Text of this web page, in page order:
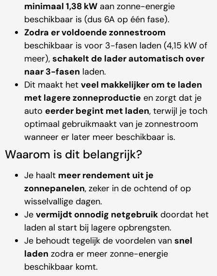
minimaal 1,38 kW aan zonne-energie
beschikbaar is (dus 6A op één fase).
Zodra er voldoende zonnestroom
beschikbaar is voor 3-fasen laden (4,15 kW of
meer), schakelt de lader automatisch over
naar 3-fasen laden.
Dit maakt het veel makkelijker om te laden
met lagere zonneproductie en zorgt dat je
auto eerder begint met laden, terwijl je toch
optimaal gebruikmaakt van je zonnestroom
wanneer er later meer beschikbaar is.
Waarom is dit belangrijk?
Je haalt meer rendement uit je
zonnepanelen, zeker in de ochtend of op
wisselvallige dagen.
Je vermijdt onnodig netgebruik doordat het
laden al start bij lagere opbrengsten.
Je behoudt tegelijk de voordelen van snel
laden zodra er meer zonne-energie
beschikbaar komt.